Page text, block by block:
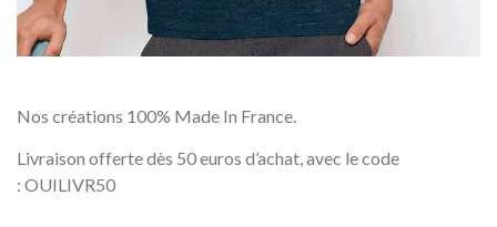
Nos créations 100% Made In France.
Livraison offerte dès 50 euros d’achat, avec le code
: OUILIVR50